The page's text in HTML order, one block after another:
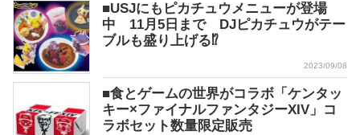
■USJにもピカチュウメニューが登場
中 11月5日まで DJピカチュウがテー
ブルも盛り上げる⁉
2023/09/08
■食とゲームの世界がコラボ「ケンタッ
キー×ファイナルファンタジーXIV」コ
ラボセット数量限定販売